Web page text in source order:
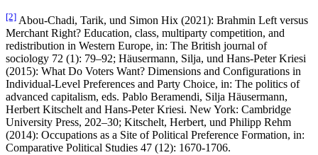
[2] Abou-Chadi, Tarik, und Simon Hix (2021): Brahmin Left versus
Merchant Right? Education, class, multiparty competition, and
redistribution in Western Europe, in: The British journal of
sociology 72 (1): 79–92; Häusermann, Silja, und Hans-Peter Kriesi
(2015): What Do Voters Want? Dimensions and Configurations in
Individual-Level Preferences and Party Choice, in: The politics of
advanced capitalism, eds. Pablo Beramendi, Silja Häusermann,
Herbert Kitschelt and Hans-Peter Kriesi. New York: Cambridge
University Press, 202–30; Kitschelt, Herbert, und Philipp Rehm
(2014): Occupations as a Site of Political Preference Formation, in:
Comparative Political Studies 47 (12): 1670-1706.